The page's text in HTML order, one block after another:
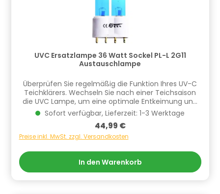
UVC Ersatzlampe 36 Watt Sockel PL-L 2G11
Austauschlampe
Überprüfen Sie regelmäßig die Funktion Ihres UV-C
Teichklärers. Wechseln Sie nach einer Teichsaison
die UVC Lampe, um eine optimale Entkeimung und
Algenreduzierung zu
gewährleisten!Produkteigenschaften: HEISSNER
Typ: PL-L Sockel: 2G11 Leistung: 36 W Länge: 42,3 cm
Max. Brenndauer: 8000 Sunden Informationen zur
Produktsicherheit Hersteller/EU Verantwortliche
Person: CF Group Deutschland GmbH,
Sofort verfügbar, Lieferzeit: 1-3 Werktage
Regulärer Preis:
44,99 €
Preise inkl. MwSt. zzgl. Versandkosten
In den Warenkorb